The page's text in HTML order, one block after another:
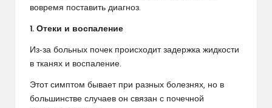
вовремя поставить диагноз.
1. Отеки и воспаление
Из-за больных почек происходит задержка жидкости
в тканях и воспаление.
Этот симптом бывает при разных болезнях, но в
большинстве случаев он связан с почечной